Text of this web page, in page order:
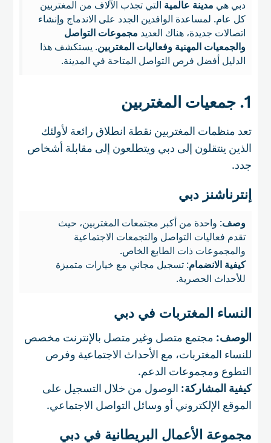
دبي هي مدينة عالمية التي تجذب الآلاف من المغتربين
كل عام. لمساعدة الوافدين الجدد على الاندماج وإنشاء
اتصالات جديدة، هناك العديد مجموعات التواصل
والجمعيات المهنية وفعاليات المغتربين. يستكشف هذا
الدليل أفضل فرص التواصل المتاحة في المدينة.
1. جمعيات المغتربين
تعد منظمات المغتربين نقطة انطلاق رائعة لأولئك
الذين ينتقلون إلى دبي ويتطلعون إلى مقابلة أشخاص
جدد.
إنترناشنز دبي
وصف: واحدة من أكبر مجتمعات المغتربين، حيث
تقدم فعاليات التواصل والتجمعات الاجتماعية
والمجموعات ذات الطابع الخاص.
كيفية الانضمام: تسجيل مجاني مع خيارات متميزة
للأحداث الحصرية.
النساء المغتربات في دبي
الوصف: مجتمع متصل وغير متصل بالإنترنت مخصص
للنساء المغتربات، مع الأحداث الاجتماعية وفرص
التطوع ومجموعات الدعم.
كيفية المشاركة: الوصول من خلال التسجيل على
الموقع الإلكتروني أو وسائل التواصل الاجتماعي.
مجموعة الأعمال البريطانية في دبي